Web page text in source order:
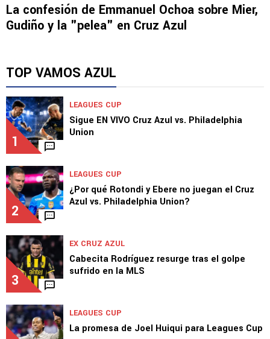
La confesión de Emmanuel Ochoa sobre Mier,
Gudiño y la "pelea" en Cruz Azul
TOP VAMOS AZUL
1
LEAGUES CUP
Sigue EN VIVO Cruz Azul vs. Philadelphia
Union
2
LEAGUES CUP
¿Por qué Rotondi y Ebere no juegan el Cruz
Azul vs. Philadelphia Union?
3
EX CRUZ AZUL
Cabecita Rodríguez resurge tras el golpe
sufrido en la MLS
LEAGUES CUP
La promesa de Joel Huiqui para Leagues Cup